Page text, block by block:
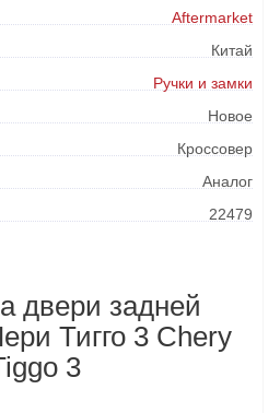
Aftermarket
Китай
Ручки и замки
Новое
Кроссовер
Аналог
22479
двери задней
Тигго 3 Chery
3